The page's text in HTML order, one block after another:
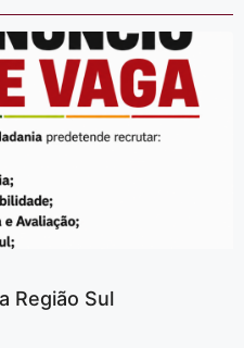
Região Sul